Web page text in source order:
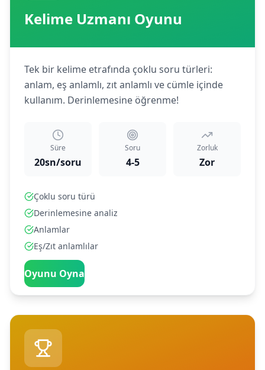
Kelime Uzmanı Oyunu
Tek bir kelime etrafında çoklu soru türleri:
anlam, eş anlamlı, zıt anlamlı ve cümle içinde
kullanım. Derinlemesine öğrenme!
Süre
20sn/soru
Soru
4-5
Zorluk
Zor
Çoklu soru türü
Derinlemesine analiz
Anlamlar
Eş/Zıt anlamlılar
Oyunu Oyna